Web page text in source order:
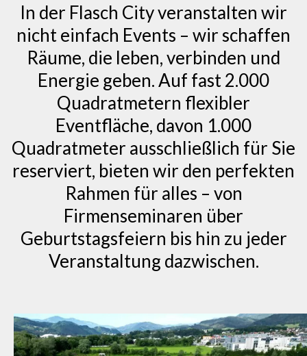
In der Flasch City veranstalten wir
nicht einfach Events – wir schaffen
Räume, die leben, verbinden und
Energie geben. Auf fast 2.000
Quadratmetern flexibler
Eventfläche, davon 1.000
Quadratmeter ausschließlich für Sie
reserviert, bieten wir den perfekten
Rahmen für alles – von
Firmenseminaren über
Geburtstagsfeiern bis hin zu jeder
Veranstaltung dazwischen.